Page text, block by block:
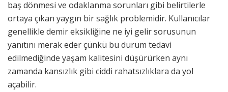
baş dönmesi ve odaklanma sorunları gibi belirtilerle
ortaya çıkan yaygın bir sağlık problemidir. Kullanıcılar
genellikle demir eksikliğine ne iyi gelir sorusunun
yanıtını merak eder çünkü bu durum tedavi
edilmediğinde yaşam kalitesini düşürürken aynı
zamanda kansızlık gibi ciddi rahatsızlıklara da yol
açabilir.